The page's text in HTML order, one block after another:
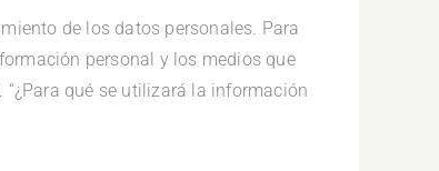
de los datos personales. Para
personal y los medios que
qué se utilizará la información